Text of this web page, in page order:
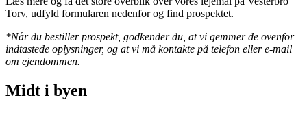
Torv, udfyld formularen nedenfor og find prospektet.
*Når du bestiller prospekt, godkender du, at vi gemmer de ovenfor
indtastede oplysninger, og at vi må kontakte på telefon eller e-mail
om ejendommen.
Midt i byen